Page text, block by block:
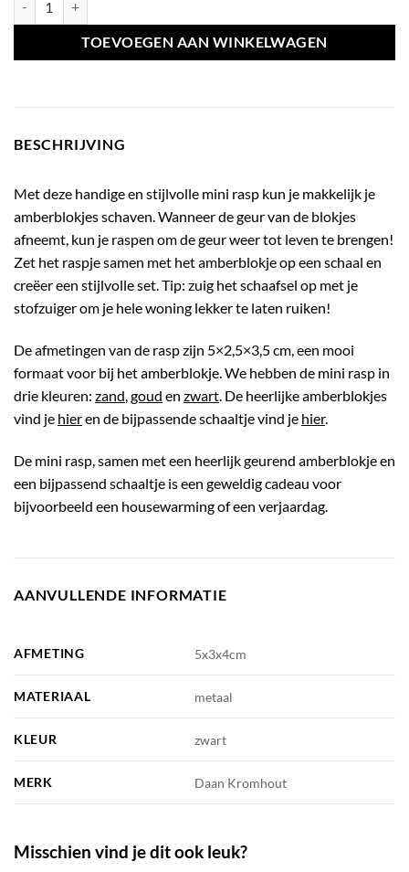
TOEVOEGEN AAN WINKELWAGEN
BESCHRIJVING
Met deze handige en stijlvolle mini rasp kun je makkelijk je
amberblokjes schaven. Wanneer de geur van de blokjes
afneemt, kun je raspen om de geur weer tot leven te brengen!
Zet het raspje samen met het amberblokje op een schaal en
creëer een stijlvolle set. Tip: zuig het schaafsel op met je
stofzuiger om je hele woning lekker te laten ruiken!
De afmetingen van de rasp zijn 5×2,5×3,5 cm, een mooi
formaat voor bij het amberblokje. We hebben de mini rasp in
drie kleuren: zand goud en zwart . De heerlijke amberblokjes
vind je hieren de bijpassende schaaltje vind je hier.
De mini rasp, samen met een heerlijk geurend amberblokje en
een bijpassend schaaltje is een geweldig cadeau voor
bijvoorbeeld een housewarming of een verjaardag.
AANVULLENDE INFORMATIE
AFMETING 5x3x4cm
MATERIAAL metaal
KLEUR zwart
MERK Daan Kromhout
Misschien vind je dit ook leuk?